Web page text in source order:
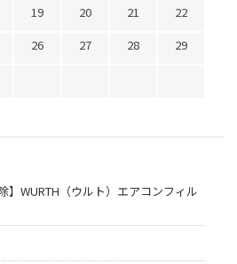
19 20 21
22
26 27 28
29
WURTH（ウルト）エアコンフィル